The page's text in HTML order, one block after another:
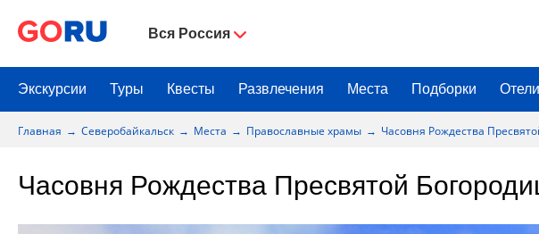
Вся Россия
Экскурсии Туры Квесты Развлечения Места Подборки Отели
Главная Северобайкальск Места Православные храмы Часовня Рождества
Часовня Рождества Пресвятой